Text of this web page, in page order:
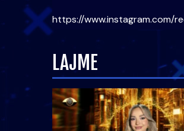
https://www.instagram.com/
LAJME